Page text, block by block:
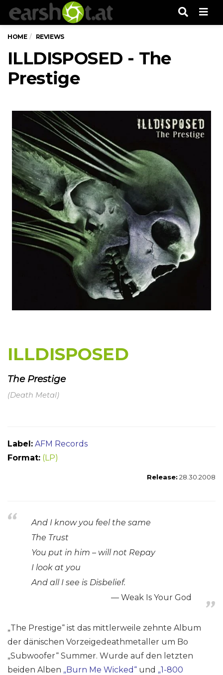
HOME REVIEWS
ILLDISPOSED - The
Prestige
ILLDISPOSED
The Prestige
(Death Metal)
Label: AFM Records
Format: (LP)
Release: 28.30.2008
And I know you feel the same
The Trust
You put in him – will not Repay
I look at you
And all I see is Disbelief.
Weak Is Your God
„The Prestige“ ist das mittlerweile zehnte Album
der dänischen Vorzeigedeathmetaller um Bo
„Subwoofer“ Summer. Wurde auf den letzten
beiden Alben „Burn Me Wicked“ und „1-800